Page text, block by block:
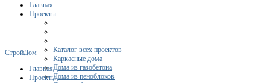
Главная
Проекты
Каталог всех проектов
Каркасные дома
Дома из газобетона
Дома из пеноблоков
СтройДом
Главная
Проекты